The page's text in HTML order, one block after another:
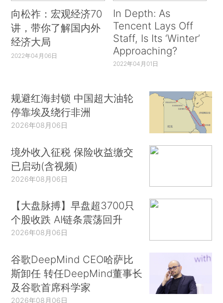
向松祚：宏观经济70
讲，带你了解国内外
经济大局
2022年04月06日
In Depth: As
Tencent Lays Off
Staff, Is Its ‘Winter’
Approaching?
2022年04月01日
规避红海封锁 中国超大油轮
停靠埃及绕行非洲
2026年08月06日
境外收入征税 保险收益缴交
已启动(含视频)
2026年08月06日
【大盘脉搏】早盘超3700只
个股收跌 AI链条震荡回升
2026年08月06日
谷歌DeepMind CEO哈萨比
斯卸任 转任DeepMind董事长
及谷歌首席科学家
2026年08月06日